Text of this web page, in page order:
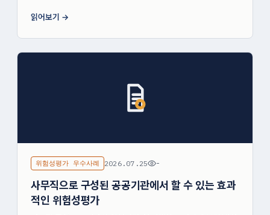
읽어보기
위험성평가 우수사례 2026.07.25 -
사무직으로 구성된 공공기관에서 할 수 있는 효과
적인 위험성평가